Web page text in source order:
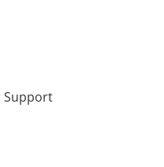
Support